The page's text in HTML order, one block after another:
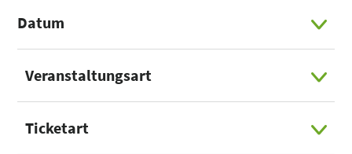
Datum
Veranstaltungsart
Ticketart